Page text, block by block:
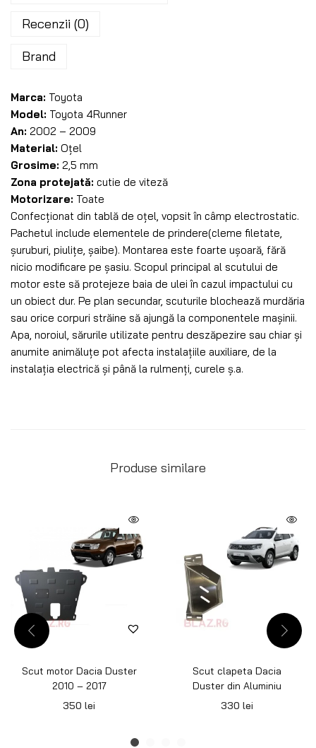
Recenzii (0)
Brand
Marca: Toyota
Model: Toyota 4Runner
An: 2002 – 2009
Material: Oțel
Grosime: 2,5 mm
Zona protejată: cutie de viteză
Motorizare: Toate
Confecționat din tablă de oțel, vopsit în câmp electrostatic.
Pachetul include elementele de prindere(cleme filetate,
șuruburi, piulițe, șaibe). Montarea este foarte ușoară, fără
nicio modificare pe șasiu. Scopul principal al scutului de
motor este să protejeze baia de ulei în cazul impactului cu
un obiect dur. Pe plan secundar, scuturile blochează murdăria
sau orice corpuri străine să ajungă la componentele mașinii.
Apa, noroiul, sărurile utilizate pentru deszăpezire sau chiar și
anumite animăluțe pot afecta instalațiile auxiliare, de la
instalația electrică și până la rulmenți, curele ș.a.
Produse similare
Scut motor Dacia Duster
2010 – 2017
350 lei
Scut clapeta Dacia
Duster din Aluminiu
330 lei